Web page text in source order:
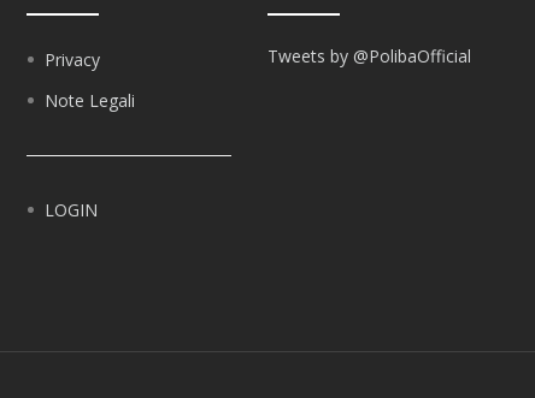
Privacy
Note Legali
LOGIN
Tweets by @PolibaOfficial